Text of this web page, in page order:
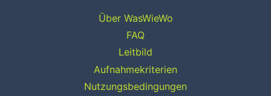
Über WasWieWo
FAQ
Leitbild
Aufnahmekriterien
Nutzungsbedingungen